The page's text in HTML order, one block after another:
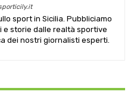
sport in Sicilia. Pubbliciamo
storie dalle realtà sportive
dei nostri giornalisti esperti.